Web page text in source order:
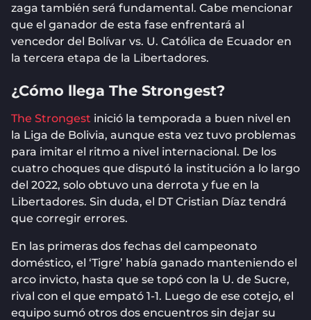
zaga también será fundamental. Cabe mencionar
que el ganador de esta fase enfrentará al
vencedor del Bolívar vs. U. Católica de Ecuador en
la tercera etapa de la Libertadores.
¿Cómo llega The Strongest?
The Strongest inició la temporada a buen nivel en
la Liga de Bolivia, aunque esta vez tuvo problemas
para imitar el ritmo a nivel internacional. De los
cuatro choques que disputó la institución a lo largo
del 2022, solo obtuvo una derrota y fue en la
Libertadores. Sin duda, el DT Cristian Díaz tendrá
que corregir errores.
En las primeras dos fechas del campeonato
doméstico, el ‘Tigre’ había ganado manteniendo el
arco invicto, hasta que se topó con la U. de Sucre,
rival con el que empató 1-1. Luego de ese cotejo, el
equipo sumó otros dos encuentros sin dejar su